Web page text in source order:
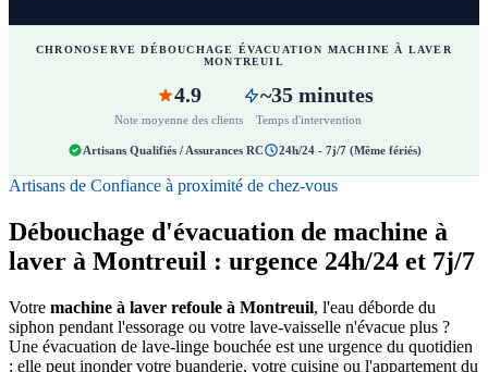
CHRONOSERVE DÉBOUCHAGE ÉVACUATION MACHINE À LAVER
MONTREUIL
4.9
Note moyenne des clients
~35 minutes
Temps d'intervention
Artisans Qualifiés / Assurances RC 24h/24 - 7j/7 (Même fériés)
Artisans de Confiance à proximité de chez-vous
Débouchage d'évacuation de machine à
laver à Montreuil : urgence 24h/24 et 7j/7
Votre machine à laver refoule à Montreuil, l'eau déborde du
siphon pendant l'essorage ou votre lave-vaisselle n'évacue plus ?
Une évacuation de lave-linge bouchée est une urgence du quotidien
: elle peut inonder votre buanderie, votre cuisine ou l'appartement du